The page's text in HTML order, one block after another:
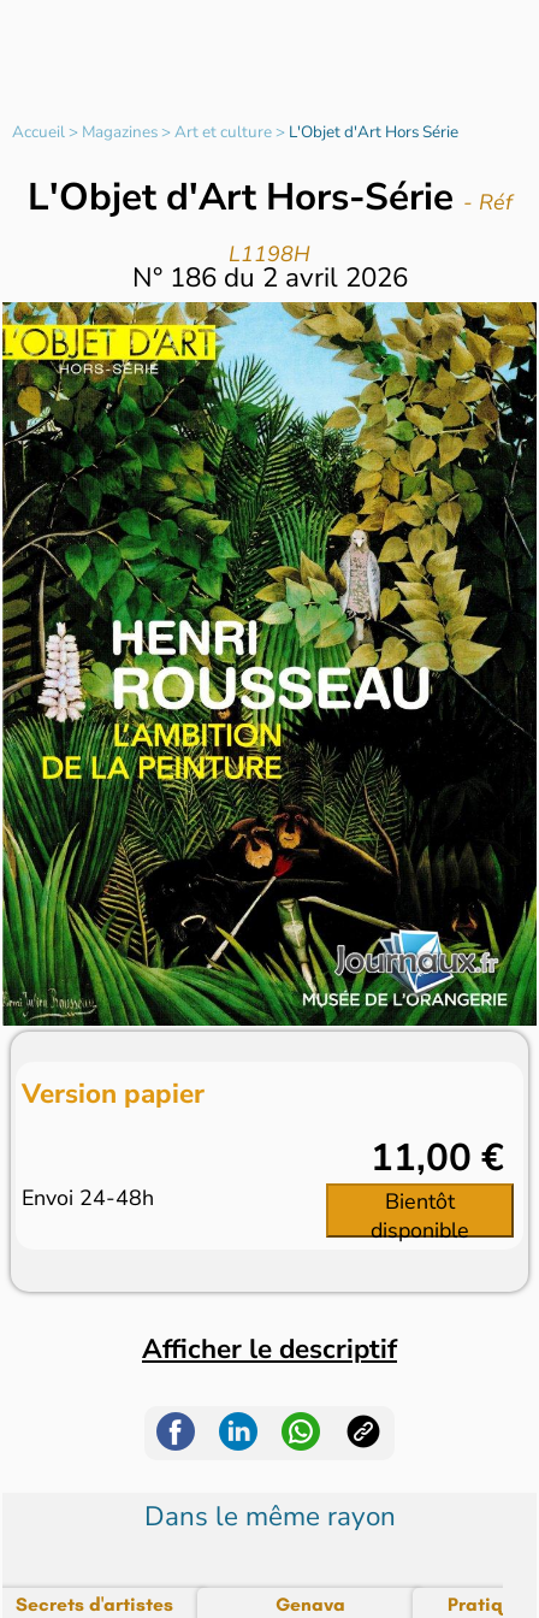
Accueil> Magazines>Art et culture> L'Objet d'Art Hors Série
L'Objet d'Art Hors-Série - Réf
L1198H
N° 186du 2 avril 2026
Version papier
Envoi 24-48h
11,00 €
Bientôt
disponible
Afficher le descriptif
Dans le même rayon
Secrets d'artistes Genava Pratique